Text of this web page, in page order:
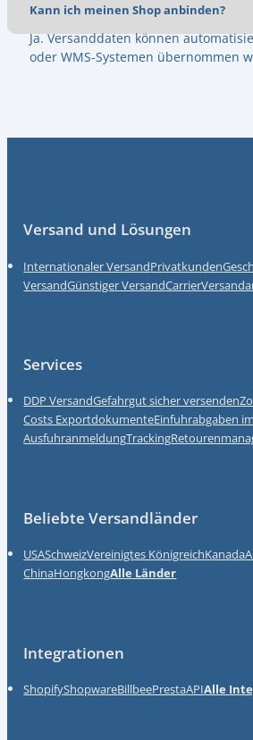
Kann ich meinen Shop anbinden?
Ja. Versanddaten können
oder WMS-Systemen übernommen
Versand und Lösungen
Internationaler VersandPrivatkunden
VersandGünstiger VersandCarrier
Services
DDP VersandGefahrgut sicher versenden
Costs ExportdokumenteEinfuhrabgaben
AusfuhranmeldungTracking
Beliebte Versandländer
USASchweizVereinigtes KönigreichKanada
ChinaHongkongAlle Länder
Integrationen
ShopifyShopwareBillbeePrestaAPIAlle